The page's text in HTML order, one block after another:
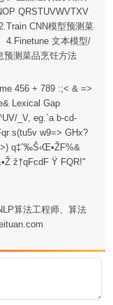
QRSTUVWVTXV
CNN模型预测菜
4.Finetune 文本模型/
预测菜品烹饪方法
456 + 789 :;< & =>
Lexical Gap
_V, eg.`a b-cd-
s(tu5v w9=> GHx?
q‡ˆ‰Š‹Œ•ŽF%&
ž†qFcdF Ÿ FQR!"
算法工程师、算法